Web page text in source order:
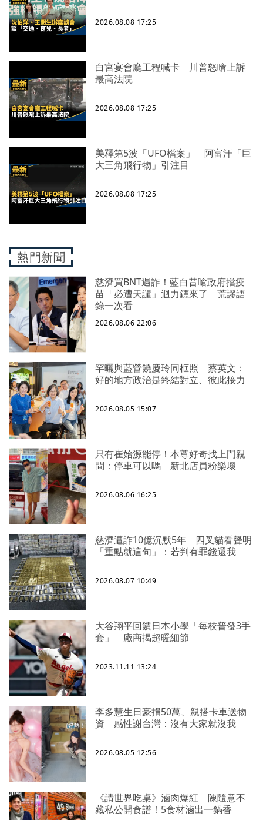
2026.08.08 17:25
白宮宴會廳工程喊卡 川普怒嗆上訴
最高法院
2026.08.08 17:25
美釋第5波「UFO檔案」 阿富汗「巨
大三角飛行物」引注目
2026.08.08 17:25
熱門新聞
慈濟買BNT遇詐！藍白昔嗆政府擋疫
苗「必遭天譴」迴力鏢來了 荒謬語
錄一次看
2026.08.06 22:06
罕曬與藍營饒慶玲同框照 蔡英文：
好的地方政治是終結對立、彼此接力
2026.08.05 15:07
只有崔始源能停！本尊好奇找上門親
問：停車可以嗎 新北店員粉樂壞
2026.08.06 16:25
慈濟遭詐10億沉默5年 四叉貓看聲明
「重點就這句」：若判有罪錢還我
2026.08.07 10:49
大谷翔平回饋日本小學「每校普發3手
套」 廠商揭超暖細節
2023.11.11 13:24
李多慧生日豪捐50萬、親搭卡車送物
資 感性謝台灣：沒有大家就沒我
2026.08.05 12:56
《請世界吃桌》滷肉爆紅 陳隨意不
藏私公開食譜！5食材滷出一鍋香